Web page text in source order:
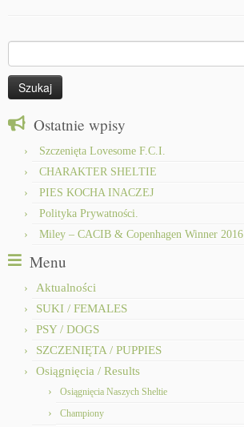
Ostatnie wpisy
Szczenięta Lovesome F.C.I.
CHARAKTER SHELTIE
PIES KOCHA INACZEJ
Polityka Prywatności.
Miley – CACIB & Copenhagen Winner 2016
Menu
Aktualności
SUKI / FEMALES
PSY / DOGS
SZCZENIĘTA / PUPPIES
Osiągnięcia / Results
Osiągnięcia Naszych Sheltie
Championy